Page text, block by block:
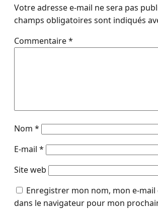
Votre adresse e-mail ne sera pas
champs obligatoires sont indiqués
Commentaire*
Nom *
E-mail *
Site web
Enregistrer mon nom, mon e-
dans le navigateur pour mon